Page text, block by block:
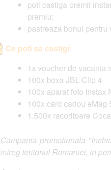
poti castiga premii
premiu;
pastreaza bonul pentru
Ce poti sa castigi:
1x voucher de vacanta
100x boxa JBL Clip 4
100x aparat foto Instax
100x card cadou eMag
1.500x racoritoare
Campania promotionala
intreg teritoriul Romaniei, in